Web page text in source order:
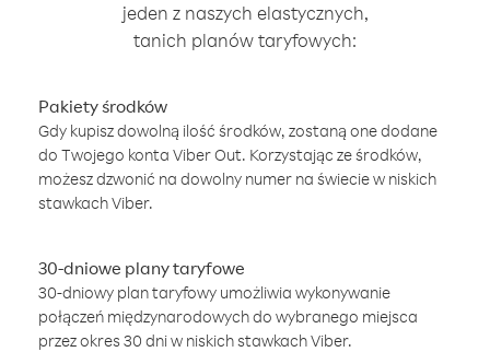
jeden z naszych elastycznych,
tanich planów taryfowych:
Pakiety środków
Gdy kupisz dowolną ilość środków, zostaną one dodane
do Twojego konta Viber Out. Korzystając ze środków,
możesz dzwonić na dowolny numer na świecie w niskich
stawkach Viber.
30-dniowe plany taryfowe
30-dniowy plan taryfowy umożliwia wykonywanie
połączeń międzynarodowych do wybranego miejsca
przez okres 30 dni w niskich stawkach Viber.